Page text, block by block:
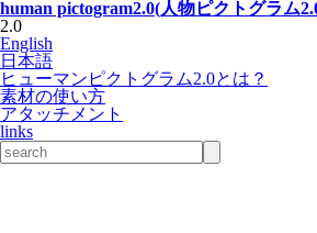
human pictogram2.0(人物ピクトグラム
2.0
English
日本語
ヒューマンピクトグラム2.0とは？
素材の使い方
アタッチメント
links